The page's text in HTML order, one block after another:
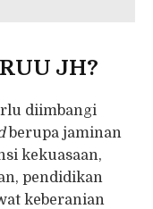
JH?
diimbangi
berupa jaminan
kekuasaan,
pendidikan
keberanian